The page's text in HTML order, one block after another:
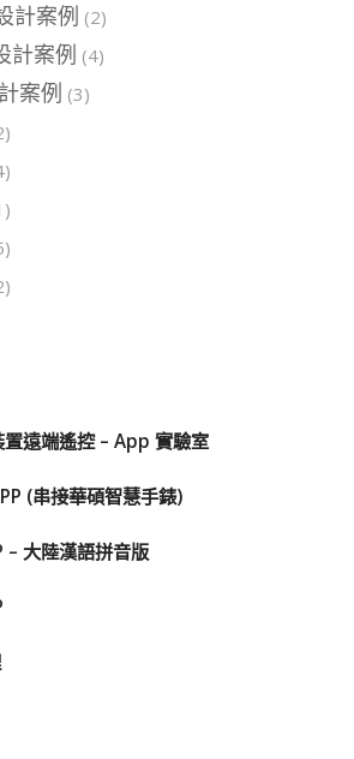
計案例 (2)
計案例 (4)
案例 (3)
遠端遙控 – App 實驗室
(串接華碩智慧手錶)
– 大陸漢語拼音版